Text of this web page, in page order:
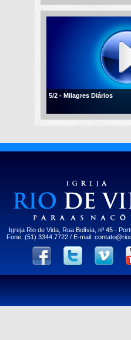
5/2 - Milagres Diários
Igreja Rio de Vida, Rua Bolívia, nº 45 -
Fone: (51) 3344.7722 / E-mail: